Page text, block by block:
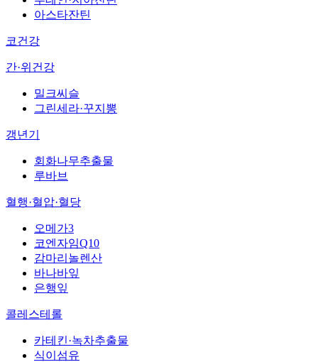
아스타잔틴
코건강
간·위건강
밀크씨슬
그린세라·꾸지뽕
갱년기
회화나무추출물
루바브
혈행·혈압·혈당
오메가3
코엔자임Q10
감마리놀렌산
바나바잎
은행잎
콜레스테롤
카테킨·녹차추출물
식이섬유